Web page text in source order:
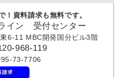
！資料請求も無料です。
イン 受付センター
6-11 MBC開発国分ビル3階
968-119
73-7706
請求